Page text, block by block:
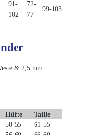
91-
102
72-
77
99-103
& 2,5 mm
Hüfte
Taille
50-55
61-55